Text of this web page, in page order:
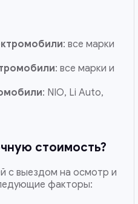
: все марки
: все марки и
: NIO, Li Auto,
стоимость?
с выездом на осмотр и
факторы: